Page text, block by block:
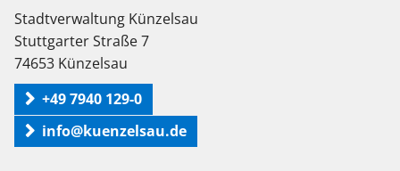
Stadtverwaltung Künzelsau
Stuttgarter Straße 7
74653 Künzelsau
+49 7940 129-0
info@kuenzelsau.de